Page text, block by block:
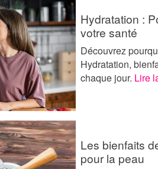
Hydratation :
votre santé
Découvrez
Hydratation,
chaque jour. Lire
Les bienfaits
pour la peau